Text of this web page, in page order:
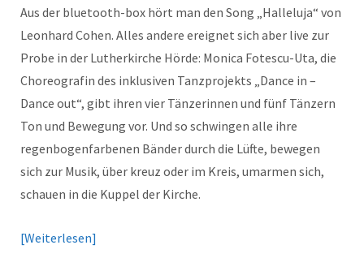
Aus der bluetooth-box hört man den Song „Halleluja“ von
Leonhard Cohen. Alles andere ereignet sich aber live zur
Probe in der Lutherkirche Hörde: Monica Fotescu-Uta, die
Choreografin des inklusiven Tanzprojekts „Dance in –
Dance out“, gibt ihren vier Tänzerinnen und fünf Tänzern
Ton und Bewegung vor. Und so schwingen alle ihre
regenbogenfarbenen Bänder durch die Lüfte, bewegen
sich zur Musik, über kreuz oder im Kreis, umarmen sich,
schauen in die Kuppel der Kirche.
Weiterlesen